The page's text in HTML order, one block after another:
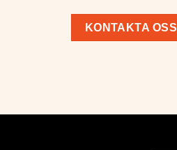
KONTAKTA OSS